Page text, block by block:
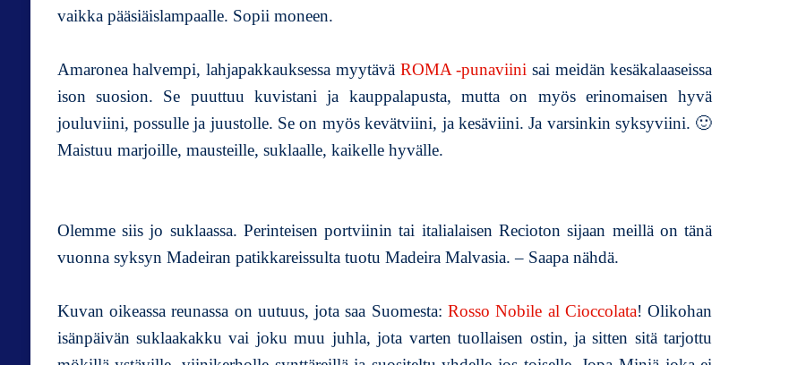
vaikka pääsiäislampaalle. Sopii moneen.
Amaronea halvempi, lahjapakkauksessa myytävä ROMA -punaviini sai meidän kesäkalaaseissa
ison suosion. Se puuttuu kuvistani ja kauppalapusta, mutta on myös erinomaisen hyvä
jouluviini, possulle ja juustolle. Se on myös kevätviini, ja kesäviini. Ja varsinkin syksyviini. 🙂
Maistuu marjoille, mausteille, suklaalle, kaikelle hyvälle.
Olemme siis jo suklaassa. Perinteisen portviinin tai italialaisen Recioton sijaan meillä on tänä
vuonna syksyn Madeiran patikkareissulta tuotu Madeira Malvasia. – Saapa nähdä.
Kuvan oikeassa reunassa on uutuus, jota saa Suomesta:Rosso Nobile al Cioccolata! Olikohan
isänpäivän suklaakakku vai joku muu juhla, jota varten tuollaisen ostin, ja sitten sitä tarjottu